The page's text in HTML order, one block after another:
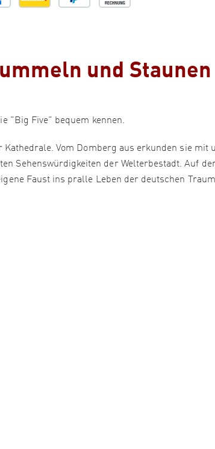
und Staunen
"Big Five" bequem kennen.
Vom Domberg aus erkunden sie mit
Sehenswürdigkeiten der Welterbestadt. Auf
Faust ins pralle Leben der deutschen